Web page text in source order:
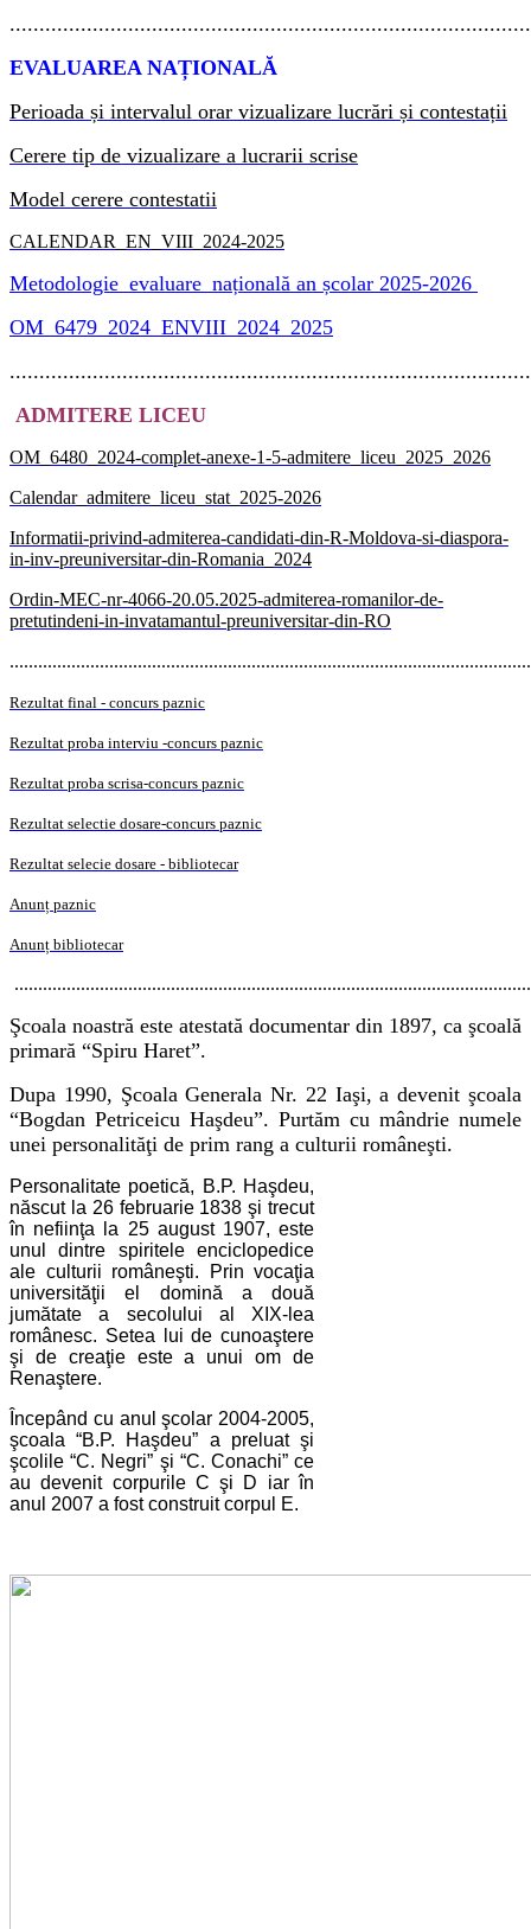
EVALUAREA NAȚIONALĂ
Perioada și intervalul orar vizualizare lucrări și contestații
Cerere tip de vizualizare a lucrarii scrise
Model cerere contestatii
CALENDAR_EN_VIII_2024-2025
Metodologie_evaluare_națională an școlar 2025-2026
OM_6479_2024_ENVIII_2024_2025
ADMITERE LICEU
OM_6480_2024-complet-anexe-1-5-admitere_liceu_2025_2026
Calendar_admitere_liceu_stat_2025-2026
Informatii-privind-admiterea-candidati-din-R-Moldova-si-diaspora-
in-inv-preuniversitar-din-Romania_2024
Ordin-MEC-nr-4066-20.05.2025-admiterea-romanilor-de-
pretutindeni-in-invatamantul-preuniversitar-din-RO
Rezultat final - concurs paznic
Rezultat proba interviu -concurs paznic
Rezultat proba scrisa-concurs paznic
Rezultat selectie dosare-concurs paznic
Rezultat selecie dosare - bibliotecar
Anunț paznic
Anunț bibliotecar
Şcoala noastră este atestată documentar din 1897, ca şcoală
primară “Spiru Haret”.
Dupa 1990, Şcoala Generala Nr. 22 Iaşi, a devenit şcoala
“Bogdan Petriceicu Haşdeu”. Purtăm cu mândrie numele
unei personalităţi de prim rang a culturii româneşti.
Personalitate poetică, B.P. Haşdeu,
născut la 26 februarie 1838 şi trecut
în nefiinţa la 25 august 1907, este
unul dintre spiritele enciclopedice
ale culturii româneşti. Prin vocaţia
universităţii el domină a două
jumătate a secolului al XIX- lea
românesc. Setea lui de cunoaştere
şi de creaţie este a unui om de
Renaştere.
Începând cu anul şcolar 2004-2005,
şcoala “B.P. Haşdeu” a preluat şi
şcolile “C. Negri” şi “C. Conachi” ce
au devenit corpurile C şi D iar în
anul 2007 a fost construit corpul E.